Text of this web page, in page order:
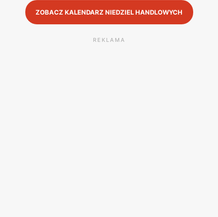
ZOBACZ KALENDARZ NIEDZIEL HANDLOWYCH
REKLAMA